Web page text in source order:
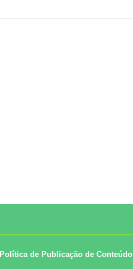
Política de Publicação de Conteúdo